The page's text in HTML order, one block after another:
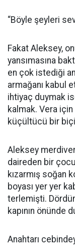
“Böyle şeyleri
Fakat Aleksey,
yansımasına
en çok istediği
armağanı kabul
ihtiyaç duymak
kalmak. Vera
küçültücü bir
Aleksey
daireden bir
kızarmış soğan
boyası yer yer
terlemişti.
kapının önünde
Anahtarı